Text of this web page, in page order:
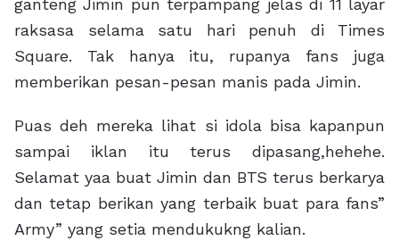
raksasa selama satu hari penuh di Times
Square. Tak hanya itu, rupanya fans juga
memberikan pesan-pesan manis pada Jimin.
Puas deh mereka lihat si idola bisa kapanpun
sampai iklan itu terus dipasang,hehehe.
Selamat yaa buat Jimin dan BTS terus berkarya
dan tetap berikan yang terbaik buat para fans”
Army” yang setia mendukukng kalian.